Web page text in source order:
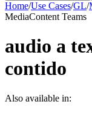
Home/Use Cases/GL/
MediaContent Teams
audio a
contido
Also available in: